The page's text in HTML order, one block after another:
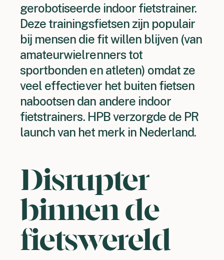
gerobotiseerde indoor fietstrainer.
Deze trainingsfietsen zijn populair
bij mensen die fit willen blijven (van
amateurwielrenners tot
sportbonden en atleten) omdat ze
veel effectiever het buiten fietsen
nabootsen dan andere indoor
fietstrainers. HPB verzorgde de PR
launch van het merk in Nederland.
Disrupter
binnen de
fietswereld